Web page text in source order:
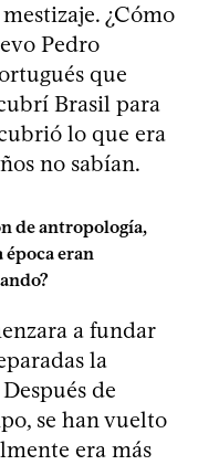
¿Cómo
Pedro
que
Brasil para
lo que era
no sabían.
de antropología,
eran
a fundar
la
de
se han vuelto
era más